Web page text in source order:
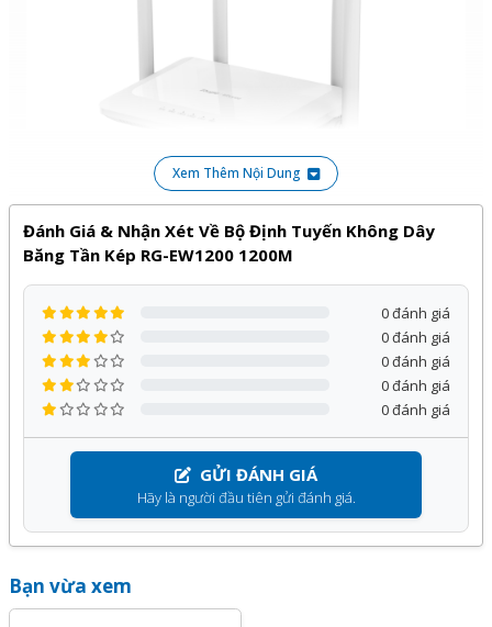
- Bộ định tuyến cung cấp 1 cổng WAN 10 / 100Mbps và 3
cổng LAN 10 / 100Mbps, băng thông truy cập tối đa
100Mbps. Số lượng khách hàng được đề xuất là 48 bao
gồm 24 thiết bị đầu cuối không dây.
- Thiết bị mạng wifi hỗ trợ cả 2.4GHz và 5GHz và hoạt
động đồng thời, cung cấp tốc độ không dây tối đa
300Mbps ở 2.4G, 867Mbps ở 5G và 1167Mbps trên mỗi
bộ định tuyến. Nó làm giảm nhiễu không dây và độ trễ, do
đó cải thiện hiệu suất truy cập Internet của thiết bị đầu
- Ngoài Công nghệ Reyee Mesh, bộ định tuyến còn hỗ trợ
Xem Thêm Nội Dung
Đánh Giá & Nhận Xét Về Bộ Định Tuyến Không Dây
Băng Tần Kép RG-EW1200 1200M
GỬI ĐÁNH GIÁ
Hãy là người đầu tiên gửi đánh giá.
0 đánh giá
0 đánh giá
0 đánh giá
0 đánh giá
0 đánh giá
Bạn vừa xem